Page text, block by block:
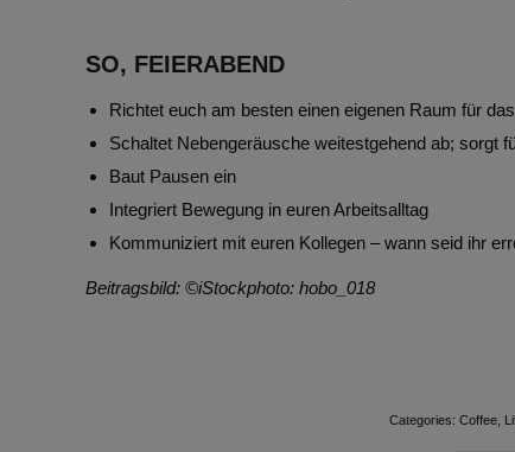
SO, FEIERABEND
Richtet euch am besten einen eigenen Raum für
Schaltet Nebengeräusche weitestgehend ab; sorgt
Baut Pausen ein
Integriert Bewegung in euren Arbeitsalltag
Kommuniziert mit euren Kollegen – wann seid ihr
Beitragsbild: ©iStockphoto: hobo_018
Categories: Coffee